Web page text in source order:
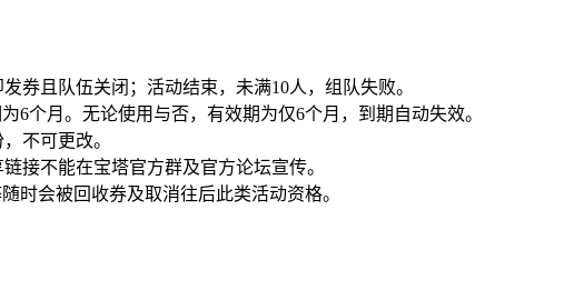
券且队伍关闭；活动结束，未满10人，组队失败。
6个月。无论使用与否，有效期为仅6个月，到期自动失效。
不可更改。
接不能在宝塔官方群及官方论坛宣传。
时会被回收券及取消往后此类活动资格。